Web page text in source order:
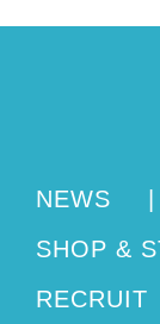
NEWS
SHOP &
RECRUIT